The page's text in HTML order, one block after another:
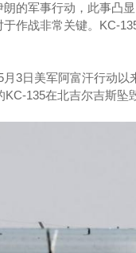
的军事行动，此事凸
作战非常关键。KC-
3日美军阿富汗行动
135在北吉尔吉斯坠